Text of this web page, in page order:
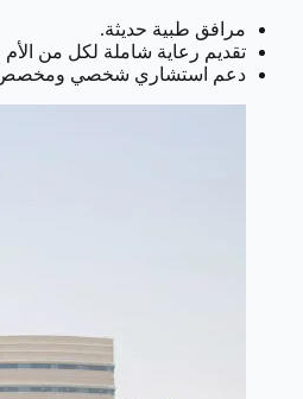
مرافق طبية حديثة.
تقديم رعاية شاملة لكل من
دعم استشاري شخصي